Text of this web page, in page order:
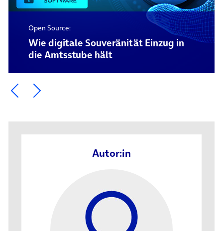
Open Source:
Wie digitale Souveränität Einzug in
die Amtsstube hält
Ein Element zurück blättern
Ein Element weiter blättern
Autor:in